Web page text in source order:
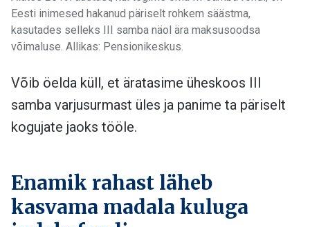
Eesti inimesed hakanud päriselt rohkem säästma,
kasutades selleks III samba näol ära maksusoodsa
võimaluse. Allikas: Pensionikeskus.
Võib öelda küll, et äratasime üheskoos III
samba varjusurmast üles ja panime ta päriselt
kogujate jaoks tööle.
Enamik rahast läheb
kasvama madala kuluga